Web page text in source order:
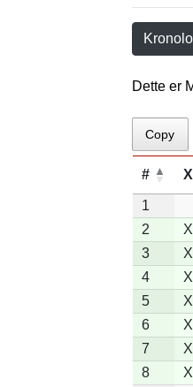
Dette er
Copy
# X
1
2
X
3
X
4
X
5
X
6
X
7
X
8
X